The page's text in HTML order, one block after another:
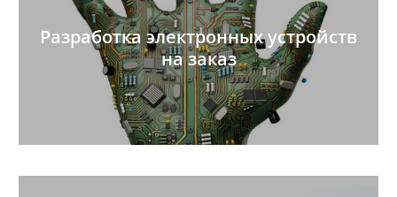
Разработка электронных устройств
на заказ